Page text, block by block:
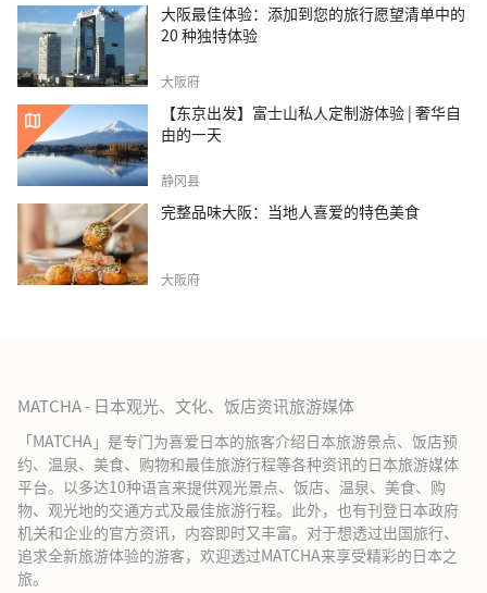
大阪最佳体验：添加到您的旅行愿望清单中的
20 种独特体验
大阪府
【东京出发】富士山私人定制游体验 | 奢华自
由的一天
静冈县
完整品味大阪：当地人喜爱的特色美食
大阪府
MATCHA - 日本观光、文化、饭店资讯旅游媒体
「MATCHA」是专门为喜爱日本的旅客介绍日本旅游景点、饭店预
约、温泉、美食、购物和最佳旅游行程等各种资讯的日本旅游媒体
平台。以多达10种语言来提供观光景点、饭店、温泉、美食、购
物、观光地的交通方式及最佳旅游行程。此外，也有刊登日本政府
机关和企业的官方资讯，内容即时又丰富。对于想透过出国旅行、
追求全新旅游体验的游客，欢迎透过MATCHA来享受精彩的日本之
旅。